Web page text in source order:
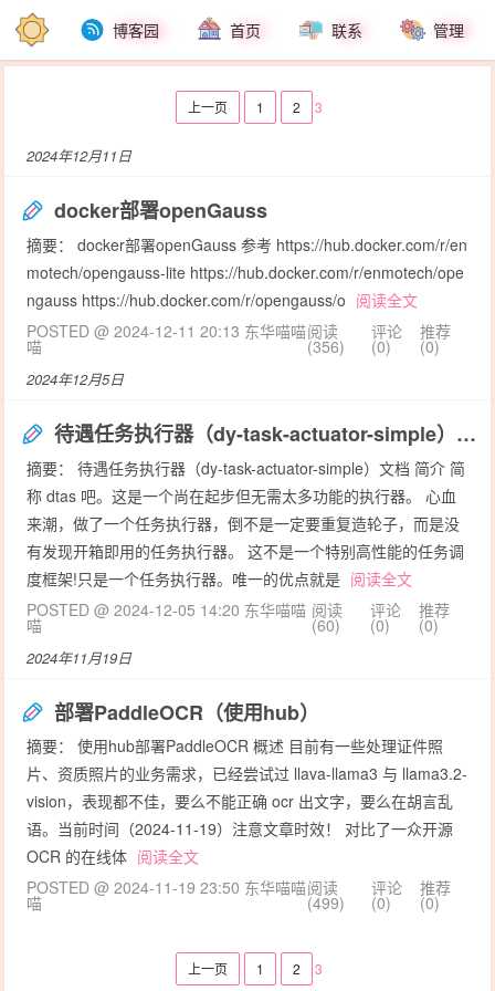
博客园 首页 联系 管理
上一页 1 2 3
2024年12月11日
docker部署openGauss
摘要： docker部署openGauss 参考 https://hub.docker.com/r/en
motech/opengauss-lite https://hub.docker.com/r/enmotech/ope
ngauss https://hub.docker.com/r/opengauss/o 阅读全文
POSTED @ 2024-12-11 20:13 东华喵喵
喵
阅读
(356)
评论
(0)
推荐
(0)
2024年12月5日
待遇任务执行器（dy-task-actuator-simple）文档
摘要： 待遇任务执行器（dy-task-actuator-simple）文档 简介 简
称 dtas 吧。这是一个尚在起步但无需太多功能的执行器。 心血
来潮，做了一个任务执行器，倒不是一定要重复造轮子，而是没
有发现开箱即用的任务执行器。 ​这不是一个特别高性能的任务调
度框架!只是一个任务执行器。唯一的优点就是 阅读全文
POSTED @ 2024-12-05 14:20 东华喵喵
喵
阅读
(60)
评论
(0)
推荐
(0)
2024年11月19日
部署PaddleOCR（使用hub）
摘要： 使用hub部署PaddleOCR 概述 目前有一些处理证件照
片、资质照片的业务需求，已经尝试过 llava-llama3​ 与 llama3.2-
vision​，表现都不佳，要么不能正确 ocr 出文字，要么在胡言乱
语。当前时间（2024-11-19）注意文章时效！ 对比了一众开源
OCR 的在线体 阅读全文
POSTED @ 2024-11-19 23:50 东华喵喵
喵
阅读
(499)
评论
(0)
推荐
(0)
上一页 1 2 3